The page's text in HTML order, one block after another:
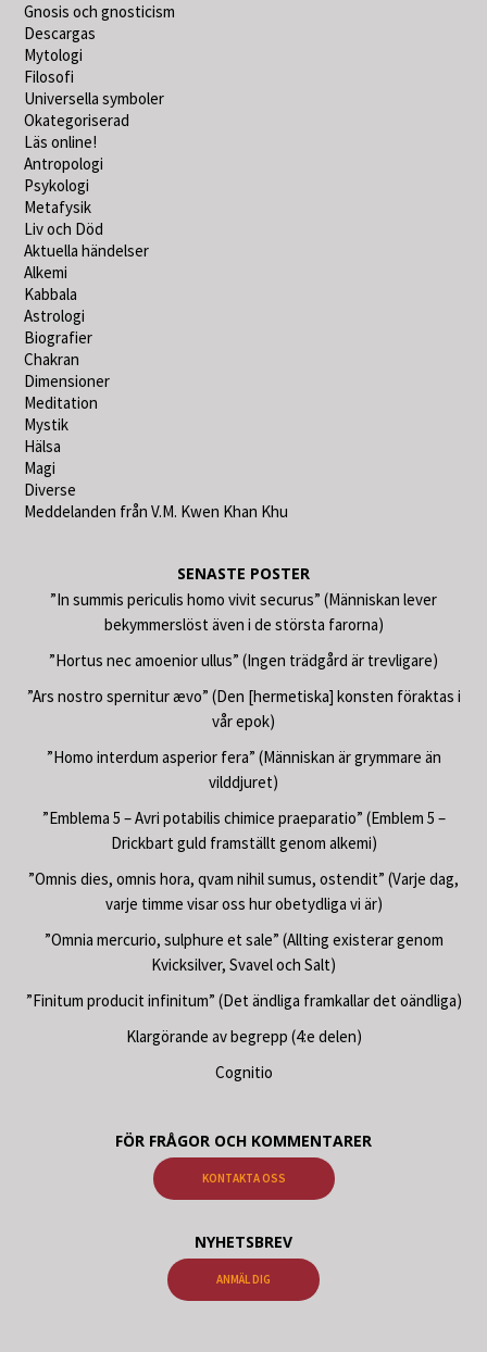
Gnosis och gnosticism
Descargas
Mytologi
Filosofi
Universella symboler
Okategoriserad
Läs online!
Antropologi
Psykologi
Metafysik
Liv och Död
Aktuella händelser
Alkemi
Kabbala
Astrologi
Biografier
Chakran
Dimensioner
Meditation
Mystik
Hälsa
Magi
Diverse
Meddelanden från V.M. Kwen Khan Khu
SENASTE POSTER
”In summis periculis homo vivit securus” (Människan lever
bekymmerslöst även i de största farorna)
”Hortus nec amoenior ullus” (Ingen trädgård är trevligare)
”Ars nostro spernitur ævo” (Den [hermetiska] konsten föraktas i
vår epok)
”Homo interdum asperior fera” (Människan är grymmare än
vilddjuret)
”Emblema 5 – Avri potabilis chimice praeparatio” (Emblem 5 –
Drickbart guld framställt genom alkemi)
”Omnis dies, omnis hora, qvam nihil sumus, ostendit” (Varje dag,
varje timme visar oss hur obetydliga vi är)
”Omnia mercurio, sulphure et sale” (Allting existerar genom
Kvicksilver, Svavel och Salt)
”Finitum producit infinitum” (Det ändliga framkallar det oändliga)
Klargörande av begrepp (4:e delen)
Cognitio
FÖR FRÅGOR OCH KOMMENTARER
KONTAKTA OSS
NYHETSBREV
ANMÄL DIG